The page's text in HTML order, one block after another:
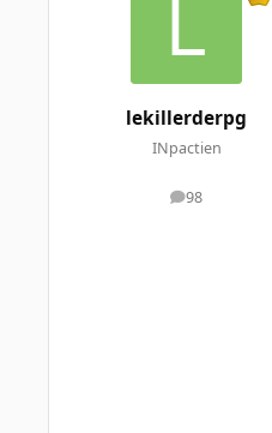
lekillerderpg
INpactien
98
messages